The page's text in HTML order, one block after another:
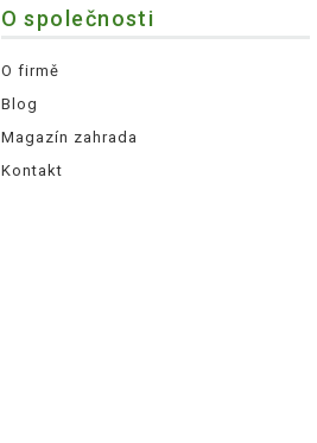
O společnosti
O firmě
Blog
Magazín zahrada
Kontakt